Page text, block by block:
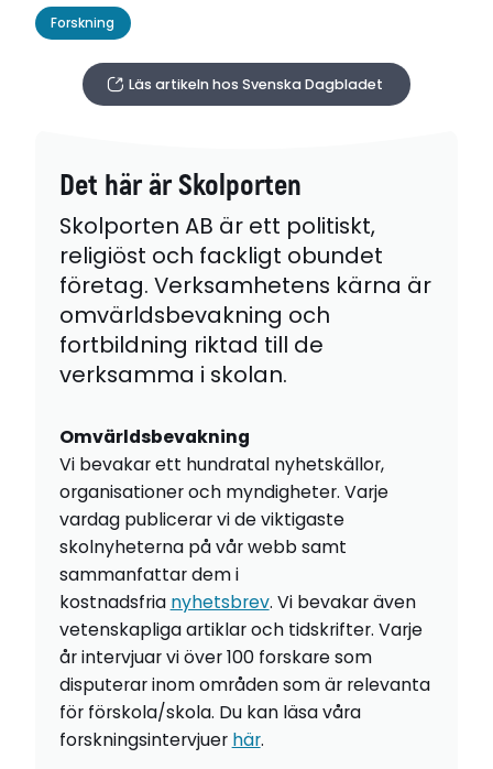
Forskning
Läs artikeln hos Svenska Dagbladet
Det här är Skolporten
Skolporten AB är ett politiskt,
religiöst och fackligt obundet
företag. Verksamhetens kärna är
omvärldsbevakning och
fortbildning riktad till de
verksamma i skolan.
Omvärldsbevakning
Vi bevakar ett hundratal nyhetskällor,
organisationer och myndigheter. Varje
vardag publicerar vi de viktigaste
skolnyheterna på vår webb samt
sammanfattar dem i
kostnadsfria nyhetsbrev. Vi bevakar även
vetenskapliga artiklar och tidskrifter. Varje
år intervjuar vi över 100 forskare som
disputerar inom områden som är relevanta
för förskola/skola. Du kan läsa våra
forskningsintervjuer här.